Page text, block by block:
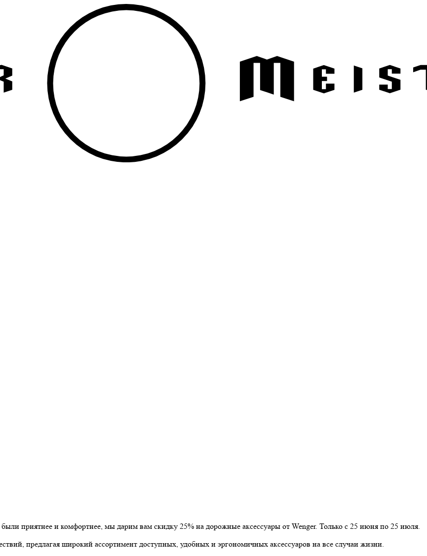
приятнее и комфортнее, мы дарим вам скидку 25% на дорожные аксессуары от Wenger. Только с 25 июня по 25 июля.
предлагая широкий ассортимент доступных, удобных и эргономичных аксессуаров на все случаи жизни.